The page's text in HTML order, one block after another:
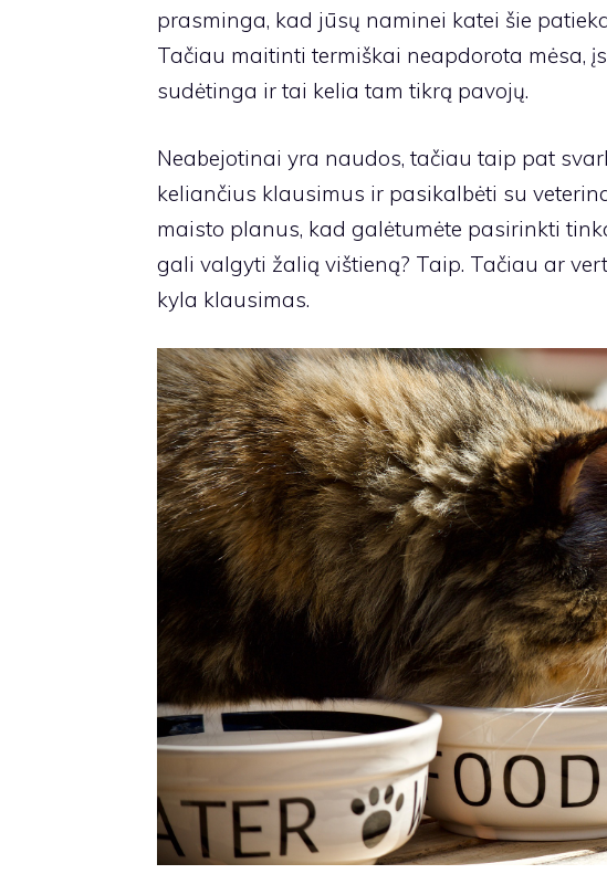
prasminga, kad jūsų naminei katei šie
Tačiau maitinti termiškai neapdorota mėsa,
sudėtinga ir tai kelia tam tikrą pavojų.
Neabejotinai yra naudos, tačiau taip pat
keliančius klausimus ir pasikalbėti su
maisto planus, kad galėtumėte pasirinkti
gali valgyti žalią vištieną? Taip. Tačiau ar
kyla klausimas.